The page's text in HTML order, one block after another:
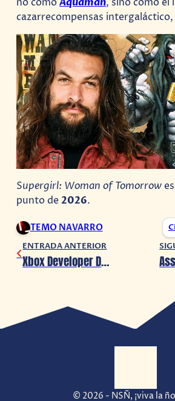
cazarrecompensas intergaláctico,
Supergirl: Woman of Tomorrow
punto de2026.
TEMO NAVARRO
ENTRADA ANTERIOR
Xbox Developer Direct 2025: ¡DOOM – The Dark Ages ya tiene fecha de estreno!
© 2026 - NSÑ, ¡viva la